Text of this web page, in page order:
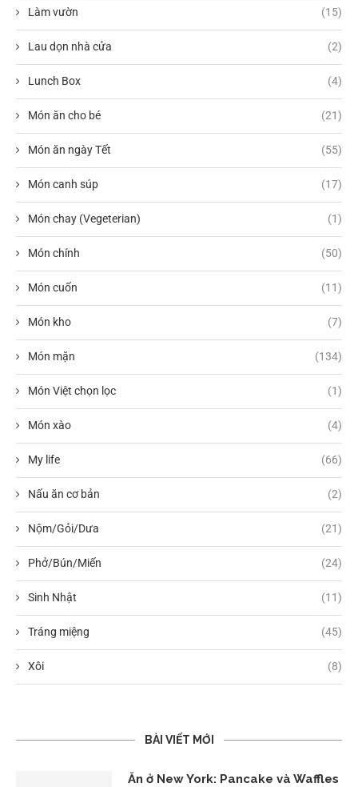
Làm vườn (15)
Lau dọn nhà cửa (2)
Lunch Box (4)
Món ăn cho bé (21)
Món ăn ngày Tết (55)
Món canh súp (17)
Món chay (Vegeterian) (1)
Món chính (50)
Món cuốn (11)
Món kho (7)
Món mặn (134)
Món Việt chọn lọc (1)
Món xào (4)
My life (66)
Nấu ăn cơ bản (2)
Nộm/Gỏi/Dưa (21)
Phở/Bún/Miến (24)
Sinh Nhật (11)
Tráng miệng (45)
Xôi (8)
BÀI VIẾT MỚI
Ăn ở New York: Pancake và Waffles